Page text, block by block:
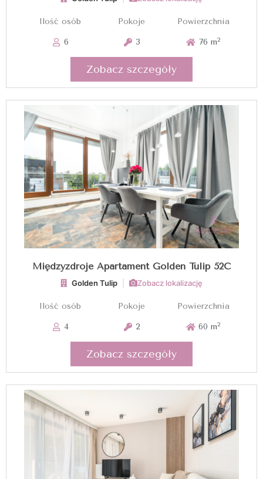
Ilość osób
6
Pokoje
3
Powierzchnia
76 m2
Zobacz szczegóły
Międzyzdroje Apartament Golden Tulip 52C
Golden Tulip Zobacz lokalizację
Ilość osób
4
Pokoje
2
Powierzchnia
60 m2
Zobacz szczegóły